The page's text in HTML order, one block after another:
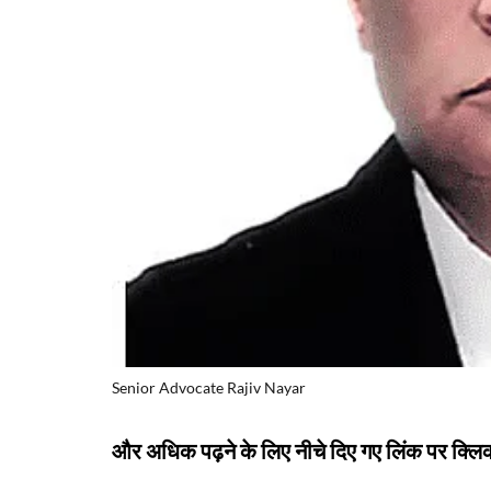
Senior Advocate Rajiv Nayar
और अधिक पढ़ने के लिए नीचे दिए गए लिंक पर